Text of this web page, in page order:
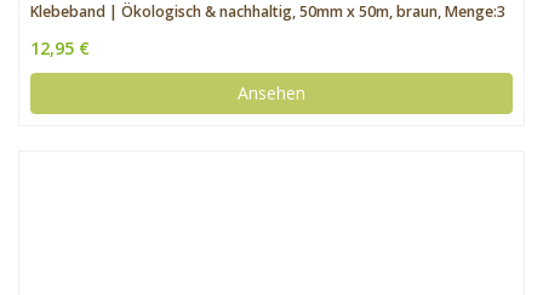
Klebeband | Ökologisch & nachhaltig, 50mm x 50m, braun, Menge:3
12,95 €
Ansehen